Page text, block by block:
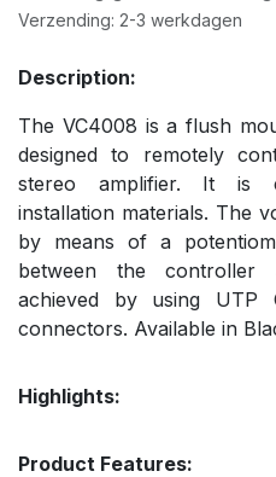
Verzending: 2-3 werkdagen
Description:
The VC4008 is a flush
designed to remotely
stereo amplifier. It is
installation materials. The
by means of a
between the controller
achieved by using UTP
connectors. Available in
Highlights:
Product Features: